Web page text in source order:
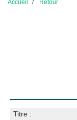
Accueil Retour
Titre :